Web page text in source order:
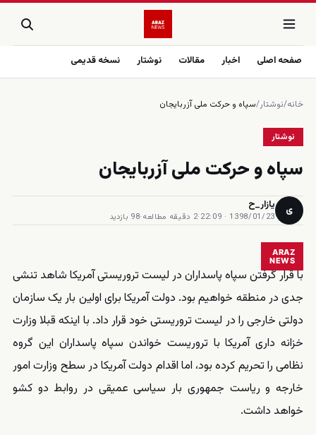
صفحه اصلی اخبار مقالات نوشتار نسخه قدیمی
خانه/نوشتار/سپاه و حرکت ملی آزربایجان
نوشتار
سپاه و حرکت ملی آزربایجان
ی یازار_ح
1398/01/23 · 22:09
·2 دقیقه مطالعه ·98 بازدید
ARAZ
NEWS
با قرار گرفتن سپاه پاسداران در لیست تروریستی آمریکا شاهد تنشی
جدی در منطقه خواهیم بود. دولت آمریکا برای اولین بار یک سازمان
دولتی خارجی را در لیست تروریستی خود قرار داد. با اینکه قبلا وزارت
خزانه داری آمریکا با تروریست خواندن سپاه پاسداران این گروه
نظامی را تحریم کرده بود، اما اقدام دولت آمریکا در سطح وزارت امور
خارجه و ریاست جمهوری بار سیاسی عمیقی در روابط دو کشو
خواهد داشت.